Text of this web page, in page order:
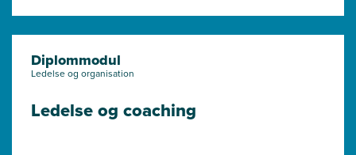
Diplommodul
Ledelse og organisation
Ledelse og coaching